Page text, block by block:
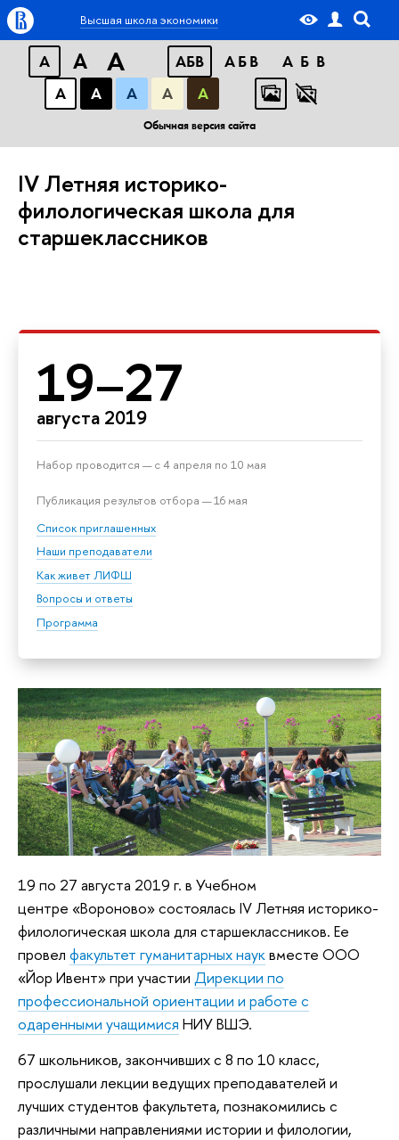
A A A АБВ АБВ
АБВ
А
А А А А
Обычная версия сайта
Высшая школа экономики
IV Летняя историко-
филологическая школа для
старшеклассников
19–27
августа 2019
Набор проводится — с 4 апреля по 10 мая
Публикация результов отбора — 16 мая
Список приглашенных
Наши преподаватели
Как живет ЛИФШ
Вопросы и ответы
Программа
19 по 27 августа 2019 г. в Учебном
центре «Вороново» состоялась IV Летняя историко-
филологическая школа для старшеклассников. Ее
провел факультет гуманитарных науквместе ООО
«Йор Ивент» при участии Дирекции по
профессиональной ориентации и работе с
одаренными учащимися НИУ ВШЭ.
67 школьников, закончивших с 8 по 10 класс,
прослушали лекции ведущих преподавателей и
лучших студентов факультета, познакомились с
различными направлениями истории и филологии,